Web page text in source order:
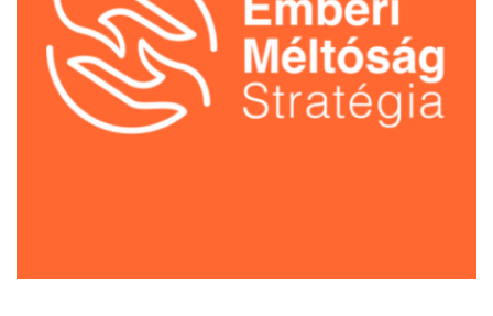
EMBERI MÉLTÓSÁG STRATÉGIA - SEGÍTÜNK AZ
ÁLDOZATOKNAK!
HTTPS://GYERMEKVEDELEM.SZERZETESEK.HU/